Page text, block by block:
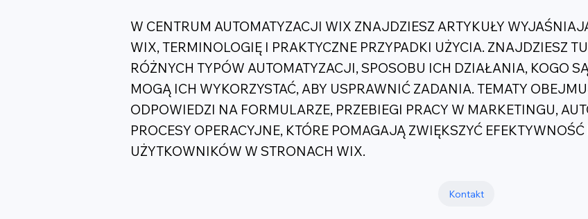
W CENTRUM AUTOMATYZACJI WIX ZNAJDZIESZ ARTYKUŁY
WIX, TERMINOLOGIĘ I PRAKTYCZNE PRZYPADKI UŻYCIA. ZNAJDZIESZ
RÓŻNYCH TYPÓW AUTOMATYZACJI, SPOSOBU ICH DZIAŁANIA, KOGO
MOGĄ ICH WYKORZYSTAĆ, ABY USPRAWNIĆ ZADANIA. TEMATY
ODPOWIEDZI NA FORMULARZE, PRZEBIEGI PRACY W MARKETINGU,
PROCESY OPERACYJNE, KTÓRE POMAGAJĄ ZWIĘKSZYĆ
UŻYTKOWNIKÓW W STRONACH WIX.
Kontakt